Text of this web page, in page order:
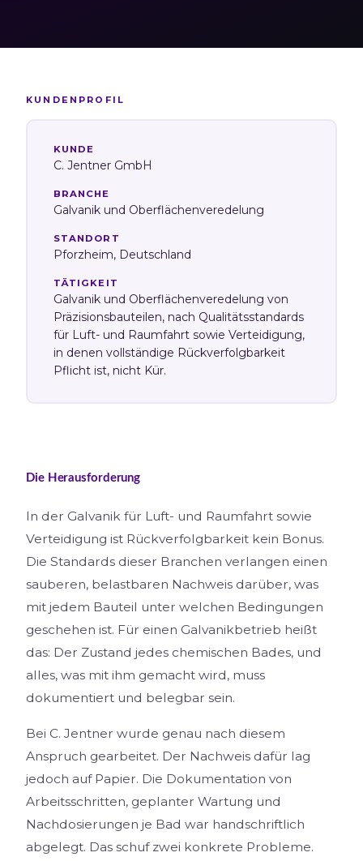
KUNDENPROFIL
KUNDE
C. Jentner GmbH
BRANCHE
Galvanik und Oberflächenveredelung
STANDORT
Pforzheim, Deutschland
TÄTIGKEIT
Galvanik und Oberflächenveredelung von
Präzisionsbauteilen, nach Qualitätsstandards
für Luft- und Raumfahrt sowie Verteidigung,
in denen vollständige Rückverfolgbarkeit
Pflicht ist, nicht Kür.
Die Herausforderung
In der Galvanik für Luft- und Raumfahrt sowie
Verteidigung ist Rückverfolgbarkeit kein Bonus.
Die Standards dieser Branchen verlangen einen
sauberen, belastbaren Nachweis darüber, was
mit jedem Bauteil unter welchen Bedingungen
geschehen ist. Für einen Galvanikbetrieb heißt
das: Der Zustand jedes chemischen Bades, und
alles, was mit ihm gemacht wird, muss
dokumentiert und belegbar sein.
Bei C. Jentner wurde genau nach diesem
Anspruch gearbeitet. Der Nachweis dafür lag
jedoch auf Papier. Die Dokumentation von
Arbeitsschritten, geplanter Wartung und
Nachdosierungen je Bad war handschriftlich
abgelegt. Das schuf zwei konkrete Probleme.